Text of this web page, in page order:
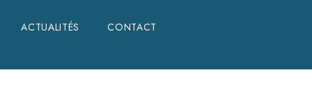
ACTUALITÉS CONTACT
ACTUALITÉS CONTACT